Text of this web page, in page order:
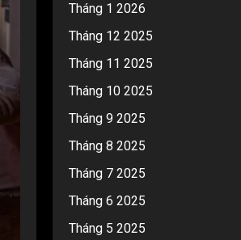
Tháng 1 2026
Tháng 12 2025
Tháng 11 2025
Tháng 10 2025
Tháng 9 2025
Tháng 8 2025
Tháng 7 2025
Tháng 6 2025
Tháng 5 2025